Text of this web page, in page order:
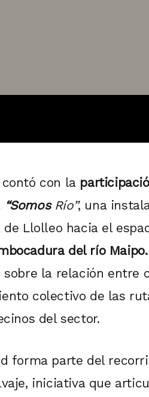
con la
“SomosRío”, una
de Llolleo hacia el
del río Maipo.
la relación entre
colectivo de las
del sector.
forma parte del
iniciativa que